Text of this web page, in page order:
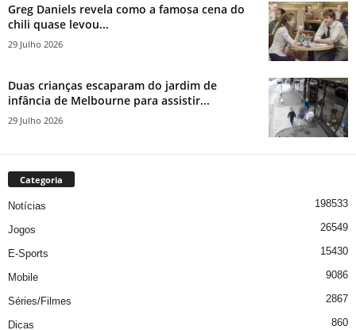
Greg Daniels revela como a famosa cena do
chili quase levou...
29 Julho 2026
Duas crianças escaparam do jardim de
infância de Melbourne para assistir...
29 Julho 2026
Categoria
Notícias 198533
Jogos 26549
E-Sports 15430
Mobile 9086
Séries/Filmes 2867
Dicas 860